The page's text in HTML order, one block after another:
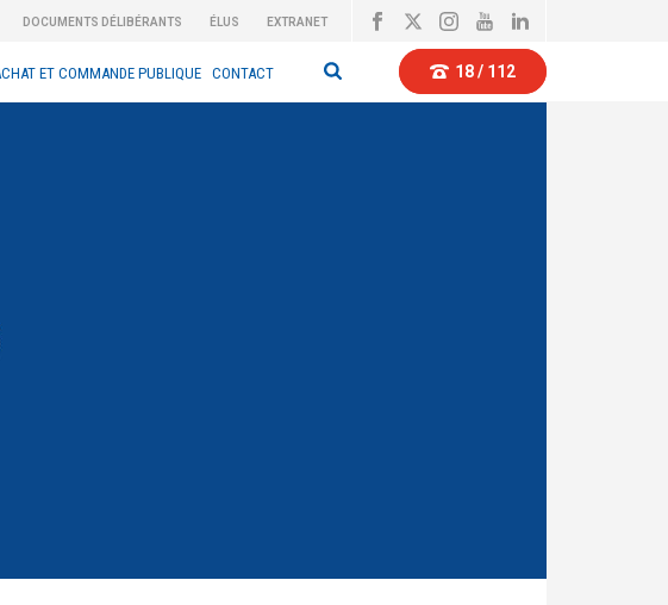
DOCUMENTS DÉLIBÉRANTS ÉLUS EXTRANET
ET COMMANDE PUBLIQUE CONTACT 18 / 112